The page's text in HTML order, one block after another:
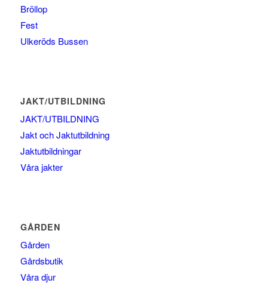
Bröllop
Fest
Ulkeröds Bussen
JAKT/UTBILDNING
JAKT/UTBILDNING
Jakt och Jaktutbildning
Jaktutbildningar
Våra jakter
GÅRDEN
Gården
Gårdsbutik
Våra djur